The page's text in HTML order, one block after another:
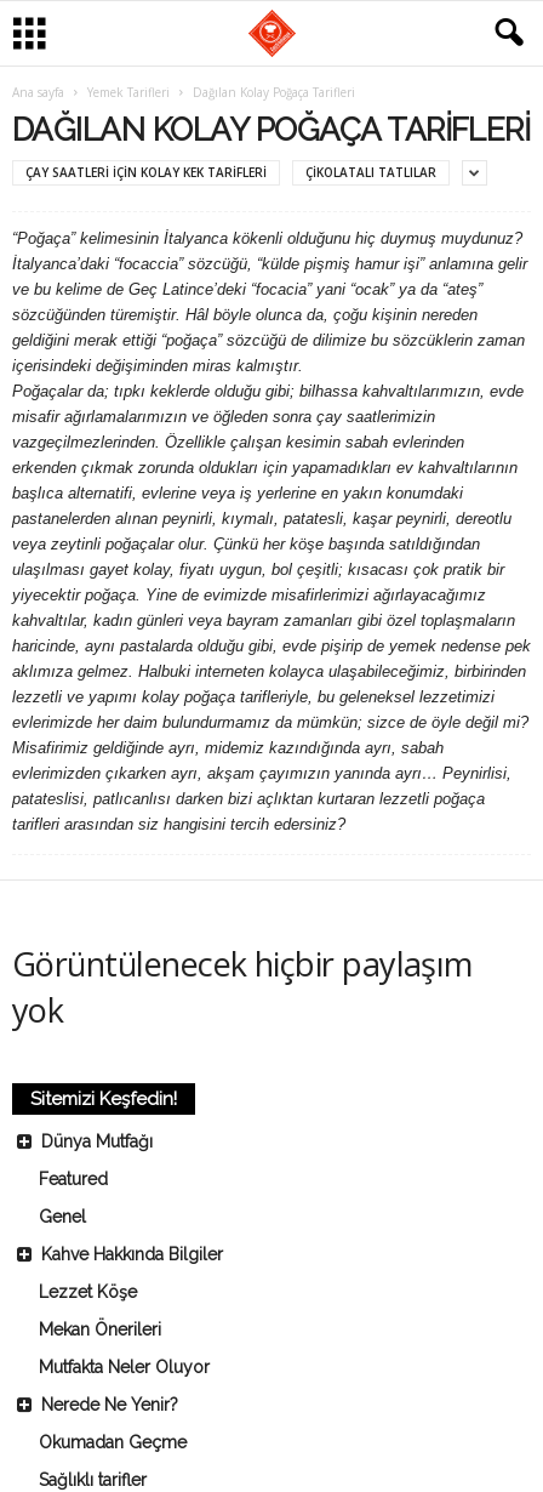
Ana sayfa Yemek Tarifleri Dağılan Kolay Poğaça Tarifleri
DAĞILAN KOLAY POĞAÇA TARIFLERI
ÇAY SAATLERI IÇIN KOLAY KEK TARIFLERI ÇIKOLATALI TATLILAR
“Poğaça” kelimesinin İtalyanca kökenli olduğunu hiç duymuş muydunuz?
İtalyanca’daki “focaccia” sözcüğü, “külde pişmiş hamur işi” anlamına gelir
ve bu kelime de Geç Latince’deki “focacia” yani “ocak” ya da “ateş”
sözcüğünden türemiştir. Hâl böyle olunca da, çoğu kişinin nereden
geldiğini merak ettiği “poğaça” sözcüğü de dilimize bu sözcüklerin zaman
içerisindeki değişiminden miras kalmıştır.
Poğaçalar da; tıpkı keklerde olduğu gibi; bilhassa kahvaltılarımızın, evde
misafir ağırlamalarımızın ve öğleden sonra çay saatlerimizin
vazgeçilmezlerinden. Özellikle çalışan kesimin sabah evlerinden
erkenden çıkmak zorunda oldukları için yapamadıkları ev kahvaltılarının
başlıca alternatifi, evlerine veya iş yerlerine en yakın konumdaki
pastanelerden alınan peynirli, kıymalı, patatesli, kaşar peynirli, dereotlu
veya zeytinli poğaçalar olur. Çünkü her köşe başında satıldığından
ulaşılması gayet kolay, fiyatı uygun, bol çeşitli; kısacası çok pratik bir
yiyecektir poğaça. Yine de evimizde misafirlerimizi ağırlayacağımız
kahvaltılar, kadın günleri veya bayram zamanları gibi özel toplaşmaların
haricinde, aynı pastalarda olduğu gibi, evde pişirip de yemek nedense pek
aklımıza gelmez. Halbuki interneten kolayca ulaşabileceğimiz, birbirinden
lezzetli ve yapımı kolay poğaça tarifleriyle, bu geleneksel lezzetimizi
evlerimizde her daim bulundurmamız da mümkün; sizce de öyle değil mi?
Misafirimiz geldiğinde ayrı, midemiz kazındığında ayrı, sabah
evlerimizden çıkarken ayrı, akşam çayımızın yanında ayrı… Peynirlisi,
patateslisi, patlıcanlısı darken bizi açlıktan kurtaran lezzetli poğaça
tarifleri arasından siz hangisini tercih edersiniz?
Görüntülenecek hiçbir paylaşım
yok
Sitemizi Keşfedin!
Dünya Mutfağı
Featured
Genel
Kahve Hakkında Bilgiler
Lezzet Köşe
Mekan Önerileri
Mutfakta Neler Oluyor
Nerede Ne Yenir?
Okumadan Geçme
Sağlıklı tarifler